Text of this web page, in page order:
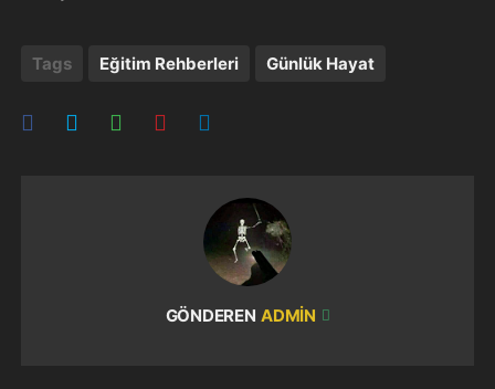
Tags Eğitim Rehberleri Günlük Hayat
GÖNDEREN ADMIN